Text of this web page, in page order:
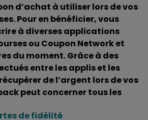
d’achat à utiliser lors de vos
Pour en bénéficier, vous
à diverses applications
ou Coupon Network et
du moment. Grâce à des
entre les applis et les
de l’argent lors de vos
peut concerner tous les
de fidélité